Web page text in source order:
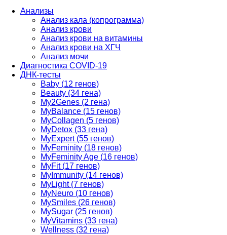
Анализы
Анализ кала (копрограмма)
Анализ крови
Анализ крови на витамины
Анализ крови на ХГЧ
Анализ мочи
Диагностика COVID-19
ДНК-тесты
Baby (12 генов)
Beauty (34 гена)
My2Genes (2 гена)
MyBalance (15 генов)
MyCollagen (5 генов)
MyDetox (33 гена)
MyExpert (55 генов)
MyFeminity (18 генов)
MyFeminity Age (16 генов)
MyFit (17 генов)
MyImmunity (14 генов)
MyLight (7 генов)
MyNeuro (10 генов)
MySmiles (26 генов)
MySugar (25 генов)
MyVitamins (33 гена)
Wellness (32 гена)